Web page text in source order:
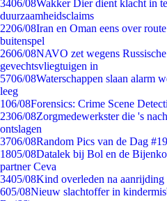
3406/08Wakker Dier dient klacht in
duurzaamheidsclaims
2206/08Iran en Oman eens over
buitenspel
2606/08NAVO zet wegens
gevechtsvliegtuigen in
5706/08Waterschappen slaan alarm
leeg
106/08Forensics: Crime Scene
2306/08Zorgmedewerkster die 's
ontslagen
3706/08Random Pics van de Dag
1805/08Datalek bij Bol en de
partner Ceva
3405/08Kind overleden na
605/08Nieuw slachtoffer in